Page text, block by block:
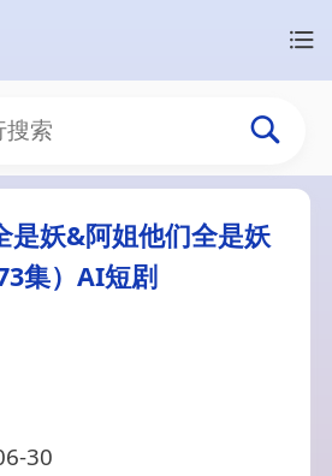
是妖&阿姐他们全是妖
73集）AI短剧
30